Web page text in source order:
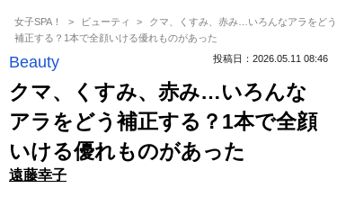
女子SPA！ ビューティ
クマ、くすみ、赤み…いろんなアラをどう
補正する？1本で全顔いける優れものがあった
Beauty 投稿日：2026.05.11 08:46
クマ、くすみ、赤み…いろんな
アラをどう補正する？1本で全顔
いける優れものがあった
遠藤幸子